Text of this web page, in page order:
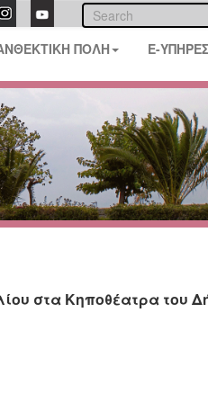
ΠΟΛΗ E-
στα Κηποθέατρα του